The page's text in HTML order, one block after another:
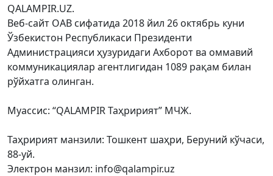
QALAMPIR.UZ.
Веб-сайт ОАВ сифатида 2018 йил 26 октябрь куни
Ўзбекистон Республикаси Президенти
Администрацияси ҳузуридаги Ахборот ва оммавий
коммуникациялар агентлигидан 1089 рақам билан
рўйхатга олинган.
Муассис: “QALAMPIR Таҳририят” МЧЖ.
Таҳририят манзили: Тошкент шаҳри, Беруний кўчаси,
88-уй.
Электрон манзил: info@qalampir.uz